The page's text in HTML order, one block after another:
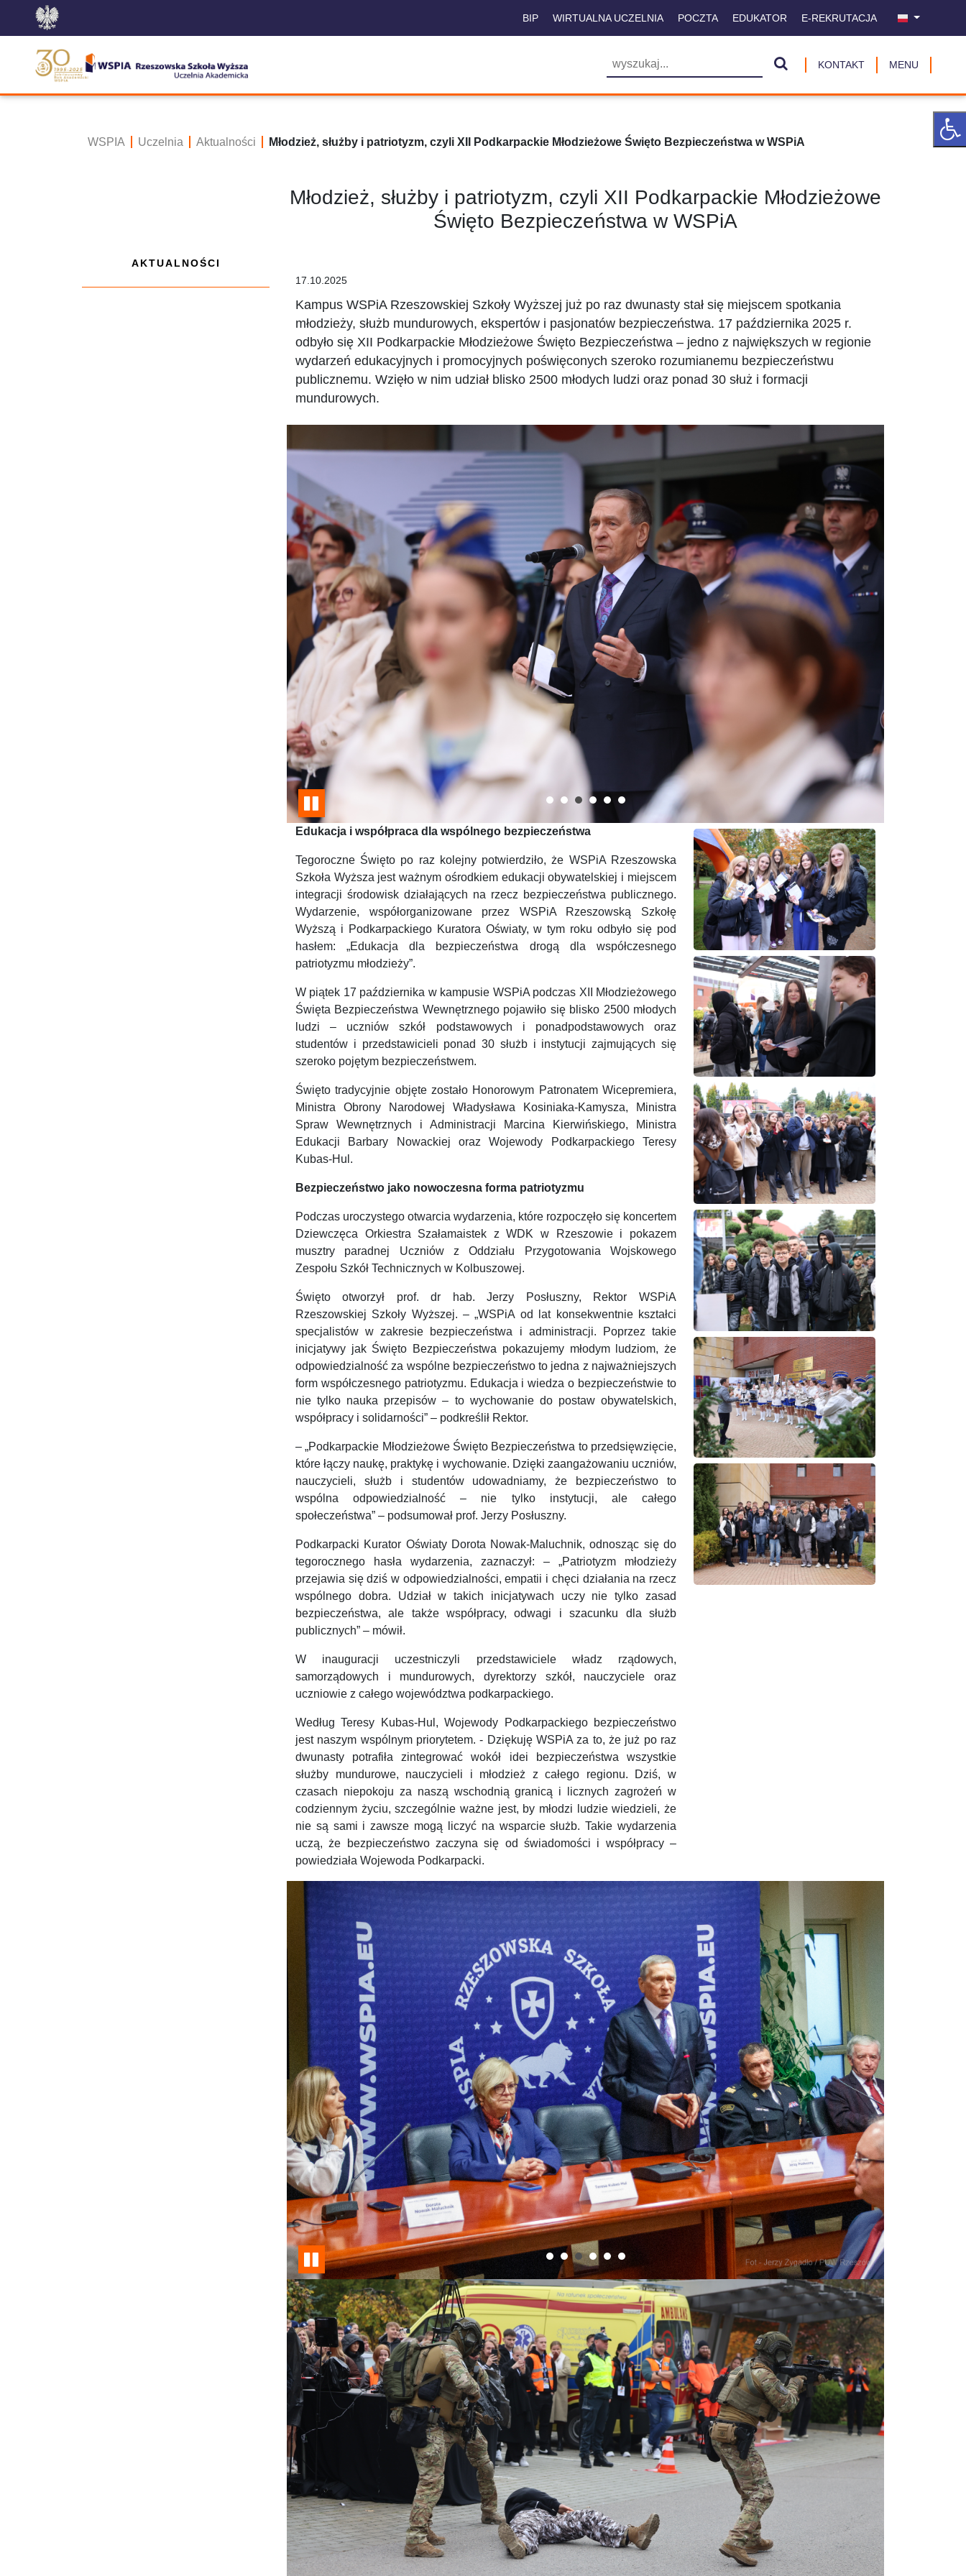
BIP WIRTUALNA UCZELNIA POCZTA EDUKATOR E-REKRUTACJA
KONTAKT MENU
WSPIA Uczelnia Aktualności Młodzież, służby i patriotyzm, czyli XII Podkarpackie Młodzieżowe Święto Bezpieczeństwa w WSPiA
AKTUALNOŚCI
Młodzież, służby i patriotyzm, czyli XII Podkarpackie Młodzieżowe
Święto Bezpieczeństwa w WSPiA
17.10.2025
Kampus WSPiA Rzeszowskiej Szkoły Wyższej już po raz dwunasty stał się miejscem spotkania
młodzieży, służb mundurowych, ekspertów i pasjonatów bezpieczeństwa. 17 października 2025 r.
odbyło się XII Podkarpackie Młodzieżowe Święto Bezpieczeństwa – jedno z największych w regionie
wydarzeń edukacyjnych i promocyjnych poświęconych szeroko rozumianemu bezpieczeństwu
publicznemu. Wzięło w nim udział blisko 2500 młodych ludzi oraz ponad 30 służ i formacji
mundurowych.
Edukacja i współpraca dla wspólnego bezpieczeństwa
Tegoroczne Święto po raz kolejny potwierdziło, że WSPiA Rzeszowska
Szkoła Wyższa jest ważnym ośrodkiem edukacji obywatelskiej i miejscem
integracji środowisk działających na rzecz bezpieczeństwa publicznego.
Wydarzenie, współorganizowane przez WSPiA Rzeszowską Szkołę
Wyższą i Podkarpackiego Kuratora Oświaty, w tym roku odbyło się pod
hasłem: „Edukacja dla bezpieczeństwa drogą dla współczesnego
patriotyzmu młodzieży”.
W piątek 17 października w kampusie WSPiA podczas XII Młodzieżowego
Święta Bezpieczeństwa Wewnętrznego pojawiło się blisko 2500 młodych
ludzi – uczniów szkół podstawowych i ponadpodstawowych oraz
studentów i przedstawicieli ponad 30 służb i instytucji zajmujących się
szeroko pojętym bezpieczeństwem.
Święto tradycyjnie objęte zostało Honorowym Patronatem Wicepremiera,
Ministra Obrony Narodowej Władysława Kosiniaka-Kamysza, Ministra
Spraw Wewnętrznych i Administracji Marcina Kierwińskiego, Ministra
Edukacji Barbary Nowackiej oraz Wojewody Podkarpackiego Teresy
Kubas-Hul.
Bezpieczeństwo jako nowoczesna forma patriotyzmu
Podczas uroczystego otwarcia wydarzenia, które rozpoczęło się koncertem
Dziewczęca Orkiestra Szałamaistek z WDK w Rzeszowie i pokazem
musztry paradnej Uczniów z Oddziału Przygotowania Wojskowego
Zespołu Szkół Technicznych w Kolbuszowej.
Święto otworzył prof. dr hab. Jerzy Posłuszny, Rektor WSPiA
Rzeszowskiej Szkoły Wyższej. – „WSPiA od lat konsekwentnie kształci
specjalistów w zakresie bezpieczeństwa i administracji. Poprzez takie
inicjatywy jak Święto Bezpieczeństwa pokazujemy młodym ludziom, że
odpowiedzialność za wspólne bezpieczeństwo to jedna z najważniejszych
form współczesnego patriotyzmu. Edukacja i wiedza o bezpieczeństwie to
nie tylko nauka przepisów – to wychowanie do postaw obywatelskich,
współpracy i solidarności” – podkreślił Rektor.
– „Podkarpackie Młodzieżowe Święto Bezpieczeństwa to przedsięwzięcie,
które łączy naukę, praktykę i wychowanie. Dzięki zaangażowaniu uczniów,
nauczycieli, służb i studentów udowadniamy, że bezpieczeństwo to
wspólna odpowiedzialność – nie tylko instytucji, ale całego
społeczeństwa” – podsumował prof. Jerzy Posłuszny.
Podkarpacki Kurator Oświaty Dorota Nowak-Maluchnik, odnosząc się do
tegorocznego hasła wydarzenia, zaznaczył: – „Patriotyzm młodzieży
przejawia się dziś w odpowiedzialności, empatii i chęci działania na rzecz
wspólnego dobra. Udział w takich inicjatywach uczy nie tylko zasad
bezpieczeństwa, ale także współpracy, odwagi i szacunku dla służb
publicznych” – mówił.
W inauguracji uczestniczyli przedstawiciele władz rządowych,
samorządowych i mundurowych, dyrektorzy szkół, nauczyciele oraz
uczniowie z całego województwa podkarpackiego.
Według Teresy Kubas-Hul, Wojewody Podkarpackiego bezpieczeństwo
jest naszym wspólnym priorytetem. - Dziękuję WSPiA za to, że już po raz
dwunasty potrafiła zintegrować wokół idei bezpieczeństwa wszystkie
służby mundurowe, nauczycieli i młodzież z całego regionu. Dziś, w
czasach niepokoju za naszą wschodnią granicą i licznych zagrożeń w
codziennym życiu, szczególnie ważne jest, by młodzi ludzie wiedzieli, że
nie są sami i zawsze mogą liczyć na wsparcie służb. Takie wydarzenia
uczą, że bezpieczeństwo zaczyna się od świadomości i współpracy –
powiedziała Wojewoda Podkarpacki.